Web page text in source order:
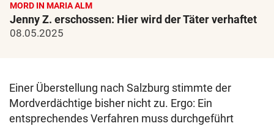
MORD IN MARIA ALM
Jenny Z. erschossen: Hier wird der Täter verhaftet
08.05.2025
Einer Überstellung nach Salzburg stimmte der
Mordverdächtige bisher nicht zu. Ergo: Ein
entsprechendes Verfahren muss durchgeführt